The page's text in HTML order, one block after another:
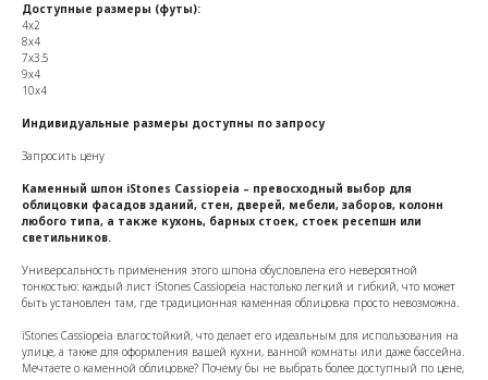
Доступные размеры (футы):
4x2
8x4
7x3.5
9x4
10x4
Индивидуальные размеры доступны по запросу
Запросить цену
Каменный шпон iStones Cassiopeia – превосходный выбор для
облицовки фасадов зданий, стен, дверей, мебели, заборов, колонн
любого типа, а также кухонь, барных стоек, стоек ресепшн или
светильников.
Универсальность применения этого шпона обусловлена его невероятной
тонкостью: каждый лист iStones Cassiopeia настолько легкий и гибкий, что может
быть установлен там, где традиционная каменная облицовка просто невозможна.
iStones Cassiopeia влагостойкий, что делает его идеальным для использования на
улице, а также для оформления вашей кухни, ванной комнаты или даже бассейна.
Мечтаете о каменной облицовке? Почему бы не выбрать более доступный по цене,